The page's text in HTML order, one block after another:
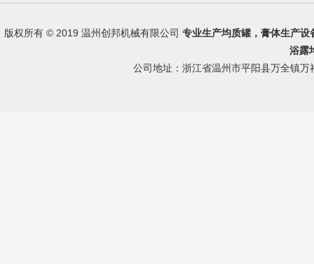
版权所有 © 2019 温州创邦机械有限公司 专业生产均质罐 ， 膏体生产设
浴露
公司地址：浙江省温州市平阳县万全镇